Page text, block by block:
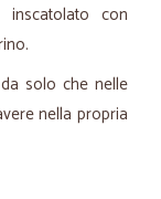
con
solo che nelle
nella propria